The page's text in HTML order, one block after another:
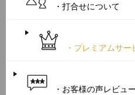
・打合せについて
・プレミアムサー
・お客様の声レビュー